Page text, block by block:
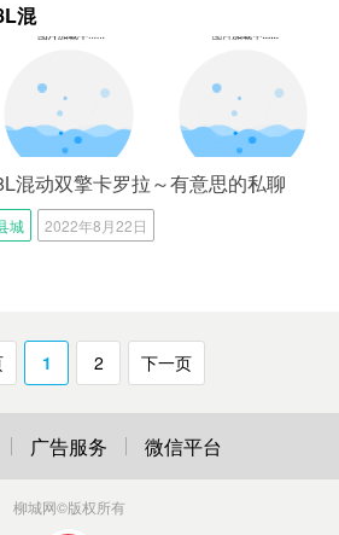
混
混动双擎卡罗拉～有意思的私聊
城 2022年8月22日
1 2 下一页
广告服务 微信平台
柳城网©版权所有